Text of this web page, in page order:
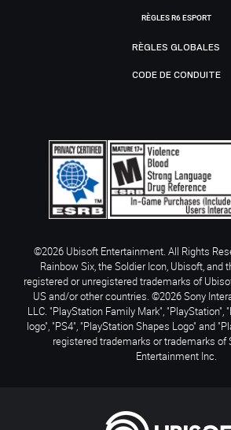
RÈGLES R6 ESPORT
RÈGLES GLOBALES
CODE DE CONDUITE
©2026 Ubisoft Entertainment. All Rights
Rainbow Six, the Soldier Icon, Ubisoft, and
registered or unregistered trademarks of
US and/or other countries. ©2026 Sony
LLC. "PlayStation Family Mark", "PlayStation",
logo", "PS4", "PlayStation Shapes Logo" and
registered trademarks or trademarks of
Entertainment Inc.